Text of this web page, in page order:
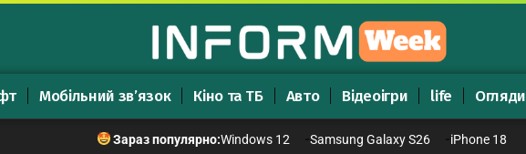
Мобільний зв’язок Кіно та ТБ Авто Відеоігри life Огляди
Зараз популярно:Windows 12 Samsung Galaxy S26 iPhone 18